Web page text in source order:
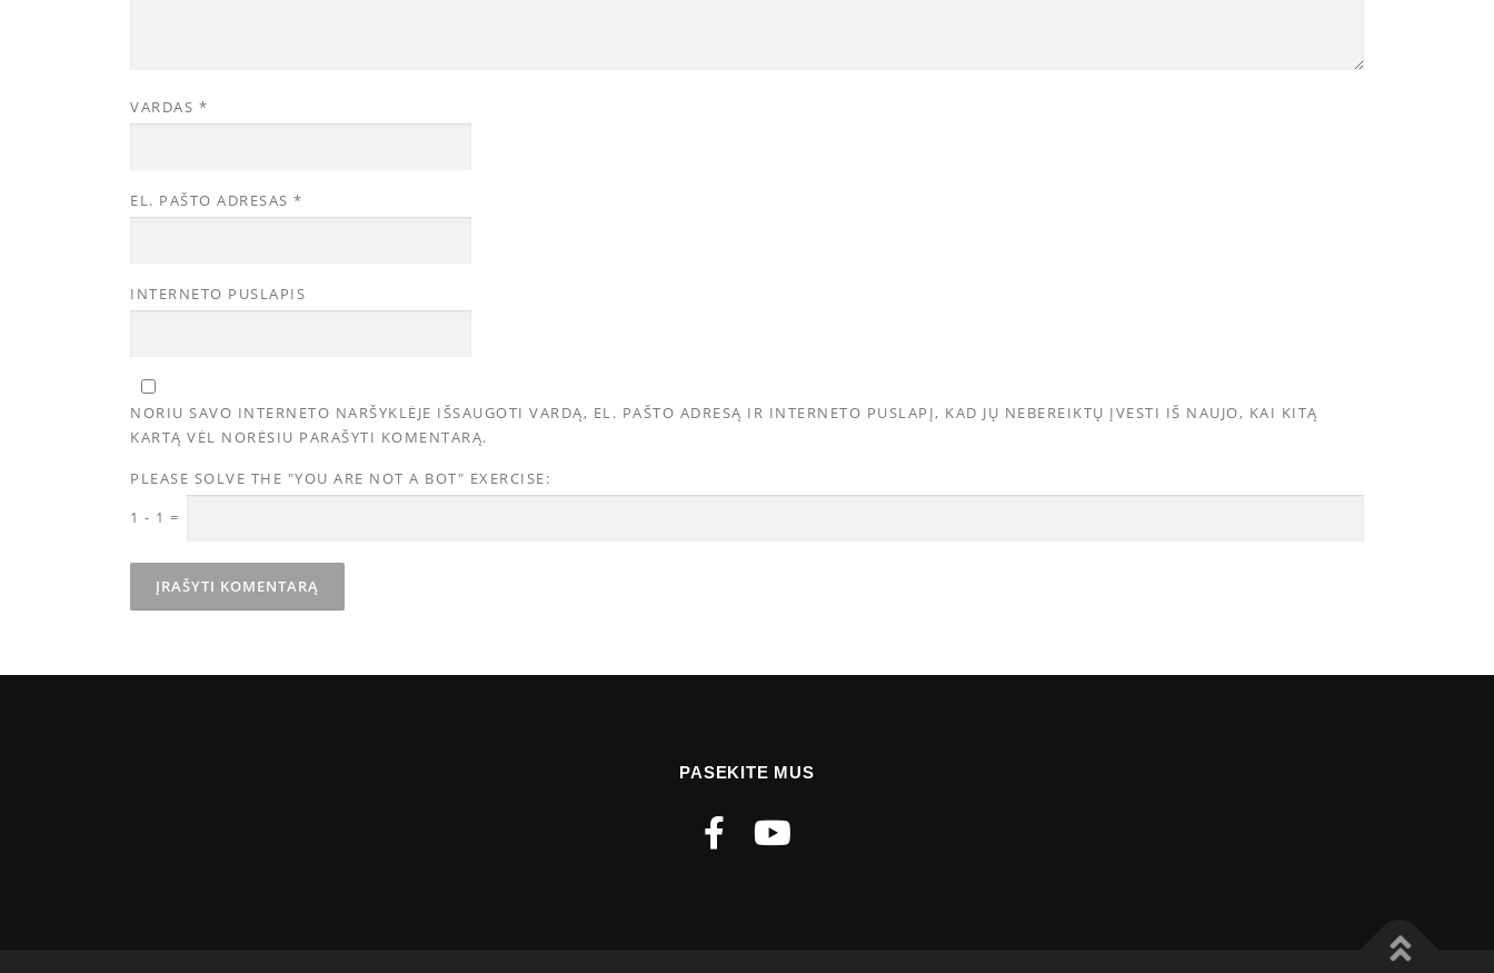
VARDAS *
EL. PAŠTO ADRESAS *
INTERNETO PUSLAPIS
NORIU SAVO INTERNETO NARŠYKLĖJE IŠSAUGOTI VARDĄ, EL. PAŠTO ADRESĄ IR INTERNETO PUSLAPĮ, KAD JŲ NEBEREIKTŲ ĮVESTI IŠ NAUJO, KAI KITĄ
KARTĄ VĖL NORĖSIU PARAŠYTI KOMENTARĄ.
PLEASE SOLVE THE "YOU ARE NOT A BOT" EXERCISE:
1 - 1 =
PASEKITE MUS